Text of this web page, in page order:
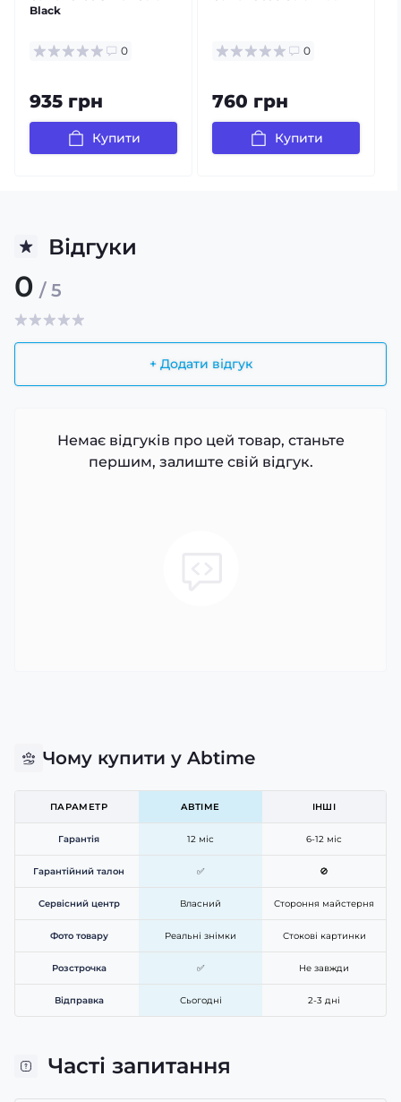
Black
0
935 грн
Купити
0
760 грн
Купити
Відгуки
0 / 5
+ Додати відгук
Немає відгуків про цей товар, станьте
першим, залиште свій відгук.
Чому купити у Abtime
ПАРАМЕТР ABTIME ІНШІ
Гарантія 12 міс 6-12 міс
Гарантійний талон ✅ 🚫
Сервісний центр Власний Стороння майстерня
Фото товару Реальні знімки Стокові картинки
Розстрочка ✅ Не завжди
Відправка Сьогодні 2-3 дні
Часті запитання